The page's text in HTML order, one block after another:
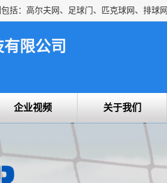
限公司
企业视频 关于我们